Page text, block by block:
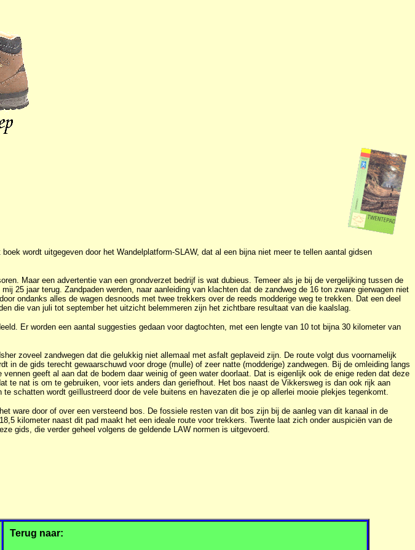
wordt uitgegeven door het Wandelplatform-SLAW, dat al een bijna niet meer te tellen aantal gidsen
Maar een advertentie van een grondverzet bedrijf is wat dubieus. Temeer als je bij de vergelijking tussen de
25 jaar terug. Zandpaden werden, naar aanleiding van klachten dat de zandweg de 16 ton zware gierwagen niet
ondanks alles de wagen desnoods met twee trekkers over de reeds modderige weg te trekken. Dat een deel
die van juli tot september het uitzicht belemmeren zijn het zichtbare resultaat van die kaalslag.
Er worden een aantal suggesties gedaan voor dagtochten, met een lengte van 10 tot bijna 30 kilometer van
zoveel zandwegen dat die gelukkig niet allemaal met asfalt geplaveid zijn. De route volgt dus voornamelijk
de gids terecht gewaarschuwd voor droge (mulle) of zeer natte (modderige) zandwegen. Bij de omleiding langs
geeft al aan dat de bodem daar weinig of geen water doorlaat. Dat is eigenlijk ook de enige reden dat deze
te nat is om te gebruiken, voor iets anders dan geriefhout. Het bos naast de Vikkersweg is dan ook rijk aan
schatten wordt geïllustreerd door de vele buitens en havezaten die je op allerlei mooie plekjes tegenkomt.
ware door of over een versteend bos. De fossiele resten van dit bos zijn bij de aanleg van dit kanaal in de
kilometer naast dit pad maakt het een ideale route voor trekkers. Twente laat zich onder auspiciën van de
gids, die verder geheel volgens de geldende LAW normen is uitgevoerd.
Terug naar: